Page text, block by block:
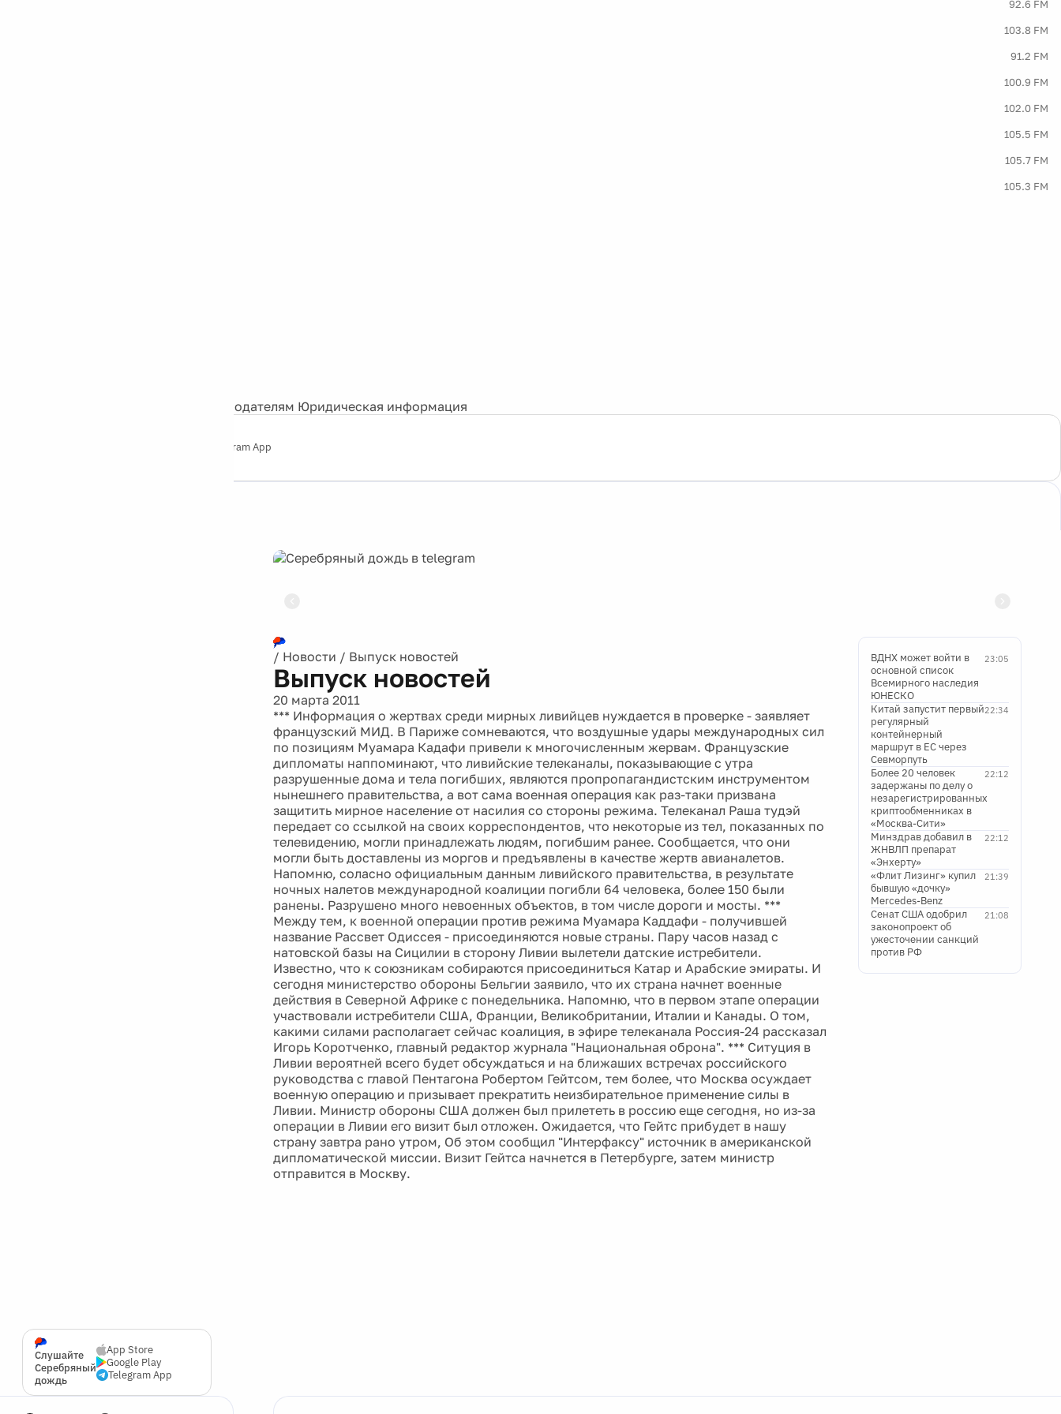
92.6 FM
103.8 FM
91.2 FM
100.9 FM
102.0 FM
105.5 FM
105.7 FM
105.3 FM
Рекламодателям Юридическая информация
Telegram App
Слушайте
Серебряный
дождь
App Store
Google Play
Telegram App
/ Новости / Выпуск новостей
Выпуск новостей
20 марта 2011
*** Информация о жертвах среди мирных ливийцев нуждается в проверке - заявляет
французский МИД. В Париже сомневаются, что воздушные удары международных сил
по позициям Муамара Кадафи привели к многочисленным жервам. Французские
дипломаты наппоминают, что ливийские телеканалы, показывающие с утра
разрушенные дома и тела погибших, являются пропропагандистским инструментом
нынешнего правительства, а вот сама военная операция как раз-таки призвана
защитить мирное население от насилия со стороны режима. Телеканал Раша тудэй
передает со ссылкой на своих корреспондентов, что некоторые из тел, показанных по
телевидению, могли принадлежать людям, погибшим ранее. Сообщается, что они
могли быть доставлены из моргов и предъявлены в качестве жертв авианалетов.
Напомню, соласно официальным данным ливийского правительства, в результате
ночных налетов международной коалиции погибли 64 человека, более 150 были
ранены. Разрушено много невоенных объектов, в том числе дороги и мосты. ***
Между тем, к военной операции против режима Муамара Каддафи - получившей
название Рассвет Одиссея - присоединяются новые страны. Пару часов назад с
натовской базы на Сицилии в сторону Ливии вылетели датские истребители.
Известно, что к союзникам собираются присоединиться Катар и Арабские эмираты. И
сегодня министерство обороны Бельгии заявило, что их страна начнет военные
действия в Северной Африке с понедельника. Напомню, что в первом этапе операции
участвовали истребители США, Франции, Великобритании, Италии и Канады. О том,
какими силами располагает сейчас коалиция, в эфире телеканала Россия-24 рассказал
Игорь Коротченко, главный редактор журнала "Национальная оброна". *** Ситуция в
Ливии вероятней всего будет обсуждаться и на ближаших встречах российского
руководства с главой Пентагона Робертом Гейтсом, тем более, что Москва осуждает
военную операцию и призывает прекратить неизбирательное применение силы в
Ливии. Министр обороны США должен был прилететь в россию еще сегодня, но из-за
операции в Ливии его визит был отложен. Ожидается, что Гейтс прибудет в нашу
страну завтра рано утром, Об этом сообщил "Интерфаксу" источник в американской
дипломатической миссии. Визит Гейтса начнется в Петербурге, затем министр
отправится в Москву.
23:05
ВДНХ может войти в
основной список
Всемирного наследия
ЮНЕСКО
22:34
Китай запустит первый
регулярный
контейнерный
маршрут в ЕС через
Севморпуть
22:12
Более 20 человек
задержаны по делу о
незарегистрированных
криптообменниках в
«Москва-Сити»
22:12
Минздрав добавил в
ЖНВЛП препарат
«Энхерту»
21:39
«Флит Лизинг» купил
бывшую «дочку»
Mercedes-Benz
21:08
Сенат США одобрил
законопроект об
ужесточении санкций
против РФ